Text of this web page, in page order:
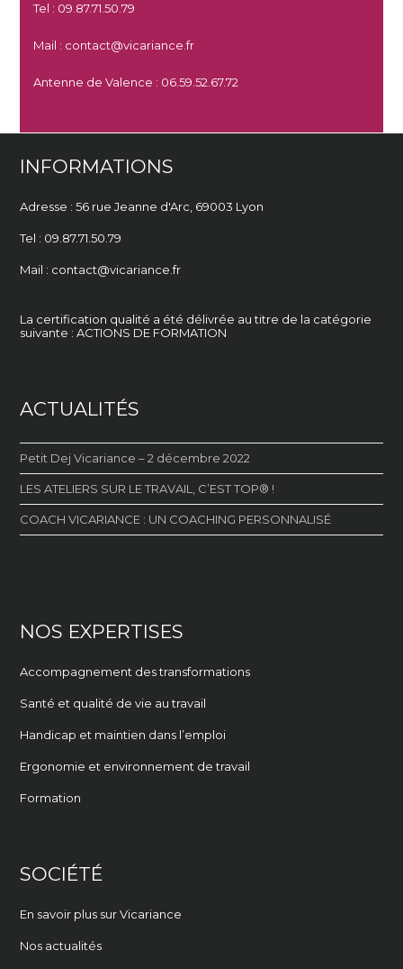
Tel : 09.87.71.50.79
Mail : contact@vicariance.fr
Antenne de Valence : 06.59.52.67.72
INFORMATIONS
Adresse : 56 rue Jeanne d'Arc, 69003 Lyon
Tel : 09.87.71.50.79
Mail : contact@vicariance.fr
La certification qualité a été délivrée au titre de la catégorie
suivante : ACTIONS DE FORMATION
ACTUALITÉS
Petit Dej Vicariance – 2 décembre 2022
LES ATELIERS SUR LE TRAVAIL, C’EST TOP® !
COACH VICARIANCE : UN COACHING PERSONNALISÉ
NOS EXPERTISES
Accompagnement des transformations
Santé et qualité de vie au travail
Handicap et maintien dans l’emploi
Ergonomie et environnement de travail
Formation
SOCIÉTÉ
En savoir plus sur Vicariance
Nos actualités